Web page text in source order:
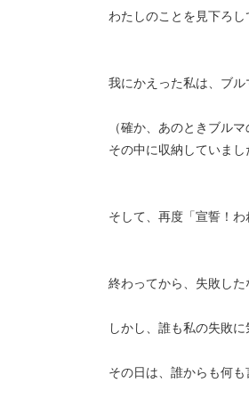
わたしのことを見下ろし
我にかえった私は、ブ
（確か、あのときブル
その中に収納していまし
そして、再度「宣誓！
終わってから、失敗した
しかし、誰も私の失敗に
その日は、誰からも何も